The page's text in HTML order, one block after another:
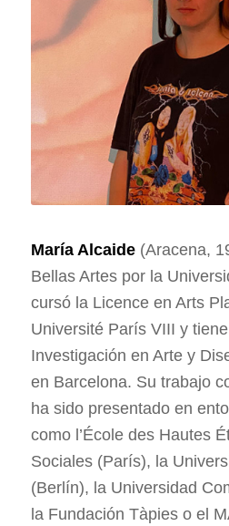
María Alcaide(Aracena,
Bellas Artes por la
cursó la Licence en Arts
Université París VIII y
Investigación en Arte y
en Barcelona. Su trabajo
ha sido presentado en
como l’École des Hautes
Sociales (París), la
(Berlín), la Universidad
la Fundación Tàpies o el